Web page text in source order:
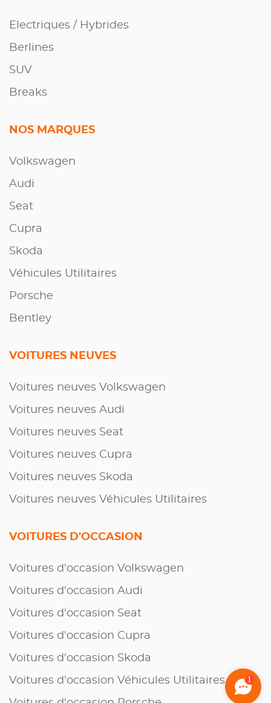
Electriques / Hybrides
Berlines
SUV
Breaks
NOS MARQUES
Volkswagen
Audi
Seat
Cupra
Skoda
Véhicules Utilitaires
Porsche
Bentley
VOITURES NEUVES
Voitures neuves Volkswagen
Voitures neuves Audi
Voitures neuves Seat
Voitures neuves Cupra
Voitures neuves Skoda
Voitures neuves Véhicules Utilitaires
VOITURES D'OCCASION
Voitures d'occasion Volkswagen
Voitures d'occasion Audi
Voitures d'occasion Seat
Voitures d'occasion Cupra
Voitures d'occasion Skoda
Voitures d'occasion Véhicules Utilitaires 1